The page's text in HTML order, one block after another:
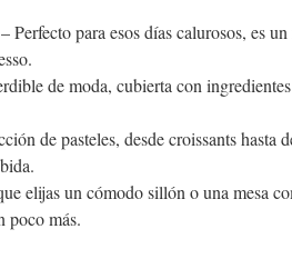
Perfecto para esos días calurosos, es
de moda, cubierta con
de pasteles, desde croissants hasta
elijas un cómodo sillón o una mesa
poco más.